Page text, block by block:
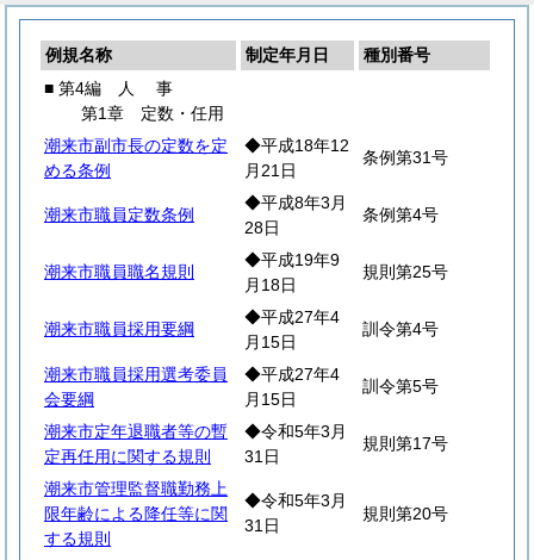
例規名称 制定年月日
種別番号
■ 第4編
人 事
第1章 定数・任用
潮来市副市長の定数を定
める条例
◆平成18年12
月21日
条例第31号
潮来市職員定数条例
◆平成8年3月
28日
条例第4号
潮来市職員職名規則
◆平成19年9
月18日
規則第25号
潮来市職員採用要綱
◆平成27年4
月15日
訓令第4号
潮来市職員採用選考委員
会要綱
◆平成27年4
月15日
訓令第5号
潮来市定年退職者等の暫
定再任用に関する規則
◆令和5年3月
31日
規則第17号
潮来市管理監督職勤務上
限年齢による降任等に関
する規則
◆令和5年3月
31日
規則第20号